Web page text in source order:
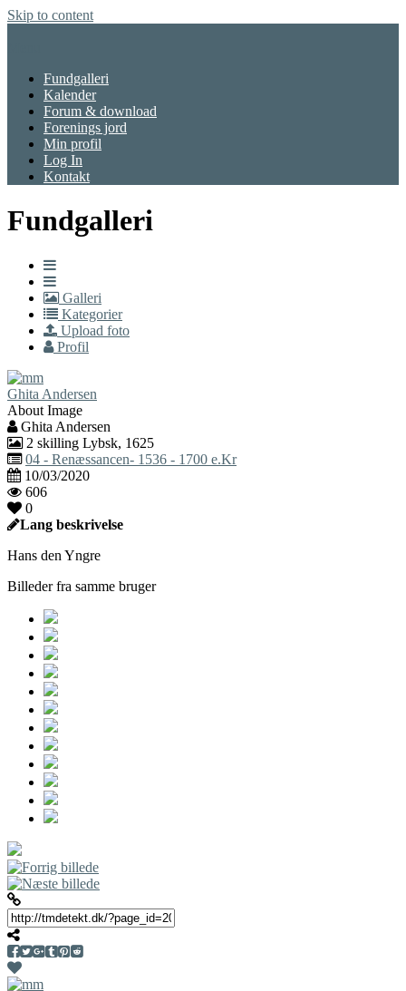
Skip to content
Fundgalleri
Kalender
Forum & download
Forenings jord
Min profil
Log In
Kontakt
Fundgalleri
Galleri
Kategorier
Upload foto
Profil
Ghita Andersen
About Image
Ghita Andersen
2 skilling Lybsk, 1625
04 - Renæssancen- 1536 - 1700 e.Kr
10/03/2020
606
0
Lang beskrivelse
Hans den Yngre
Billeder fra samme bruger